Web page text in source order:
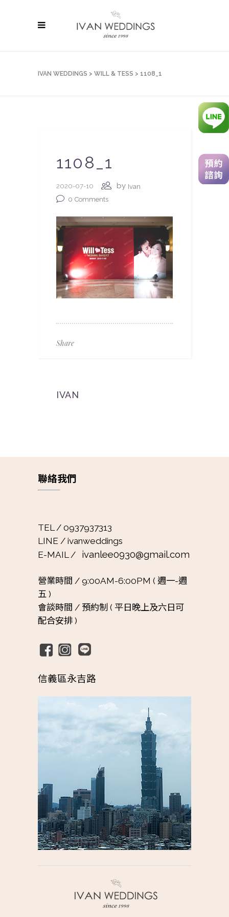
IVAN WEDDINGS > WILL & TESS > 1108_1
1108_1
2020-07-10 by Ivan
0 Comments
Share
IVAN
聯絡我們
TEL / 0937937313
LINE / ivanweddings
E-MAIL / ivanlee0930@gmail.com
營業時間 / 9:00AM-6:00PM ( 週一-週
五 )
會談時間 / 預約制 ( 平日晚上及六日可
配合安排 )
信義區永吉路